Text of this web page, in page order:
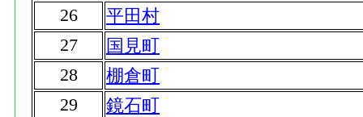
26
平田村
27
国見町
28
棚倉町
29
鏡石町